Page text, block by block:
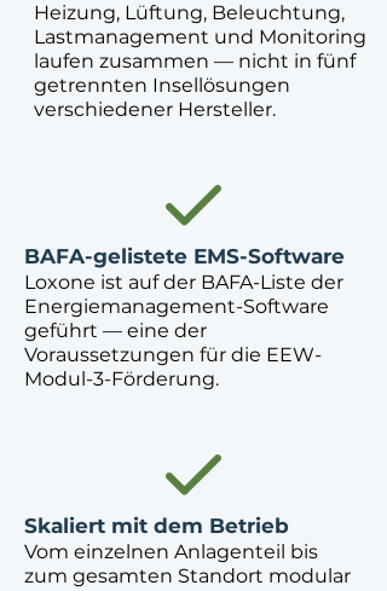
Heizung, Lüftung, Beleuchtung,
Lastmanagement und Monitoring
laufen zusammen — nicht in fünf
getrennten Insellösungen
verschiedener Hersteller.
BAFA-gelistete EMS-Software
Loxone ist auf der BAFA-Liste der
Energiemanagement-Software
geführt — eine der
Voraussetzungen für die EEW-
Modul-3-Förderung.
Skaliert mit dem Betrieb
Vom einzelnen Anlagenteil bis
zum gesamten Standort modular